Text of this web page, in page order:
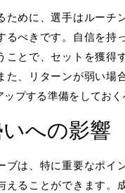
ために、選手はルーチ
るべきです。自信を持
ことで、セットを獲得
た、リターンが弱い場
プする準備をしておく
への影響
ブは、特に重要なポイ
えることができます。